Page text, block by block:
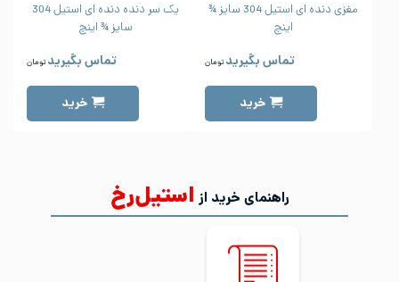
مغزی دنده ای استیل 304 سایز ¾
اینچ
تماس بگیرید تومان
خرید
یک سر دنده دنده ای استیل 304
سایز ¾ اینچ
تماس بگیرید تومان
خرید
راهنمای خرید از استیل‌رخ